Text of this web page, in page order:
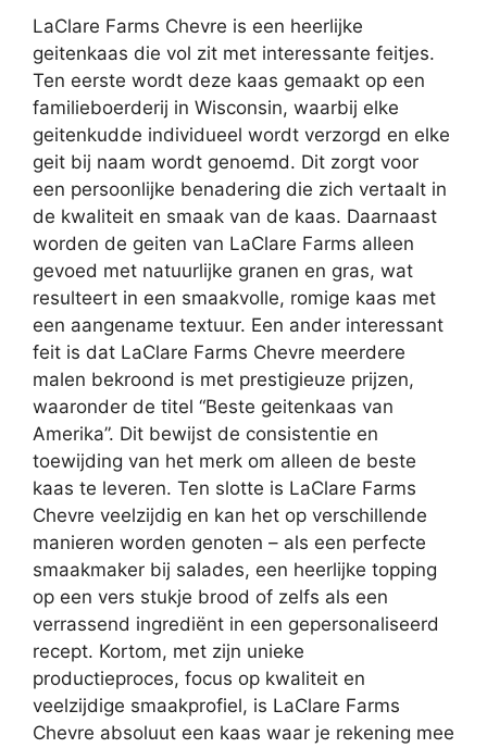
LaClare Farms Chevre is een heerlijke
geitenkaas die vol zit met interessante feitjes.
Ten eerste wordt deze kaas gemaakt op een
familieboerderij in Wisconsin, waarbij elke
geitenkudde individueel wordt verzorgd en elke
geit bij naam wordt genoemd. Dit zorgt voor
een persoonlijke benadering die zich vertaalt in
de kwaliteit en smaak van de kaas. Daarnaast
worden de geiten van LaClare Farms alleen
gevoed met natuurlijke granen en gras, wat
resulteert in een smaakvolle, romige kaas met
een aangename textuur. Een ander interessant
feit is dat LaClare Farms Chevre meerdere
malen bekroond is met prestigieuze prijzen,
waaronder de titel “Beste geitenkaas van
Amerika”. Dit bewijst de consistentie en
toewijding van het merk om alleen de beste
kaas te leveren. Ten slotte is LaClare Farms
Chevre veelzijdig en kan het op verschillende
manieren worden genoten – als een perfecte
smaakmaker bij salades, een heerlijke topping
op een vers stukje brood of zelfs als een
verrassend ingrediënt in een gepersonaliseerd
recept. Kortom, met zijn unieke
productieproces, focus op kwaliteit en
veelzijdige smaakprofiel, is LaClare Farms
Chevre absoluut een kaas waar je rekening mee